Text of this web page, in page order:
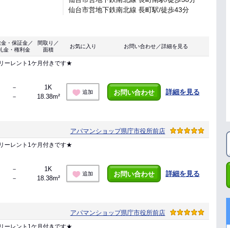
仙台市営地下鉄南北線 長町駅/徒歩43分
金・保証金／
金・権利金
間取り／
面積
お気に入り お問い合わせ／詳細を見る
ーレント1ケ月付きです★
－
－
1K
18.38m²
追加 お問い合わせ 詳細を見る
アパマンショップ県庁市役所前店
ーレント1ケ月付きです★
－
－
1K
18.38m²
追加 お問い合わせ 詳細を見る
アパマンショップ県庁市役所前店
ーレント1ケ月付きです★